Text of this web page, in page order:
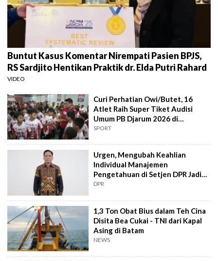
Buntut Kasus Komentar Nirempati Pasien BPJS,
RS Sardjito Hentikan Praktik dr. Elda Putri Rahard
VIDEO
Curi Perhatian Owi/Butet, 16
Atlet Raih Super Tiket Audisi
Umum PB Djarum 2026 di
Makassar
SPORT
Urgen, Mengubah Keahlian
Individual Manajemen
Pengetahuan di Setjen DPR Jadi
Kekuatan Institusional
DPR
1,3 Ton Obat Bius dalam Teh Cina
Disita Bea Cukai - TNI dari Kapal
Asing di Batam
NEWS